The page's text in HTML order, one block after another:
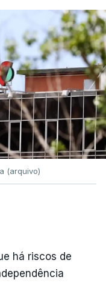
(arquivo)
há riscos de